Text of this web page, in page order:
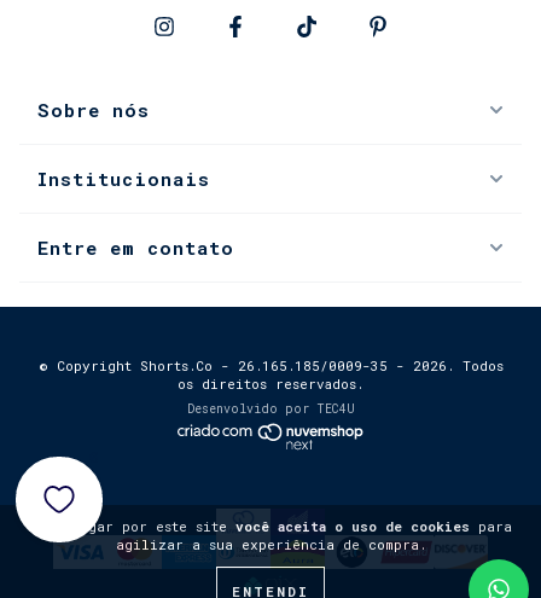
Ao navegar por este site você aceita o uso de cookies para
agilizar a sua experiência de compra.
ENTENDI
Sobre nós
Institucionais
Entre em contato
© Copyright Shorts.Co - 26.165.185/0009-35 - 2026. Todos
os direitos reservados.
Desenvolvido por TEC4U